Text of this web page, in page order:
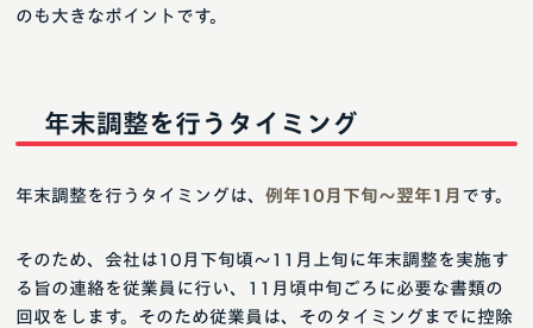
のも大きなポイントです。
年末調整を行うタイミング
年末調整を行うタイミングは、 例年10月下旬〜翌年1月 です。
そのため、会社は10月下旬頃〜11月上旬に年末調整を実施す
る旨の連絡を従業員に行い、11月頃中旬ごろに必要な書類の
回収をします。そのため従業員は、そのタイミングまでに控除